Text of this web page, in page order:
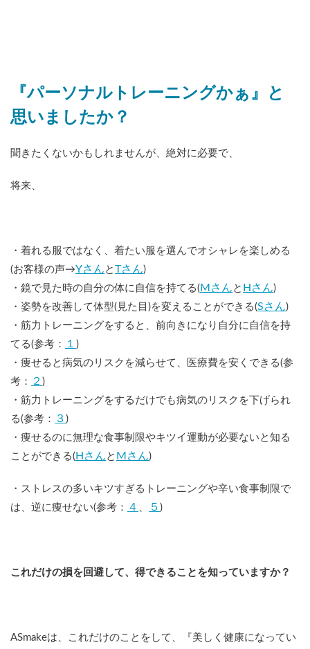
『パーソナルトレーニングかぁ』と
思いましたか？
聞きたくないかもしれませんが、絶対に必要で、
将来、
・着れる服ではなく、着たい服を選んでオシャレを楽しめる
(お客様の声→Yさん と Tさん)
・鏡で見た時の自分の体に自信を持てる( Mさん と Hさん)
・姿勢を改善して体型(見た目)を変えることができる(Sさん)
・筋力トレーニングをすると、前向きになり自分に自信を持
てる(参考：
１ )
・痩せると病気のリスクを減らせて、医療費を安くできる(参
考：
２ )
・筋力トレーニングをするだけでも病気のリスクを下げられ
る(参考：
３ )
・痩せるのに無理な食事制限やキツイ運動が必要ないと知る
ことができる( Hさん と Mさん)
・ストレスの多いキツすぎるトレーニングや辛い食事制限で
は、逆に痩せない(参考： ４ 、 ５ )
これだけの損を回避して、得できることを知っていますか？
ASmakeは、これだけのことをして、『美しく健康になってい